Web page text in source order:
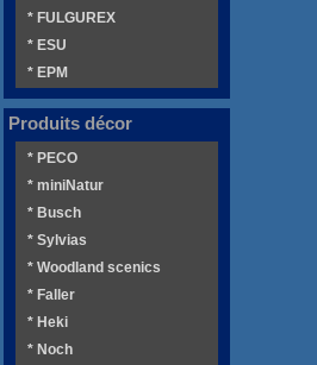
* FULGUREX
* ESU
* EPM
Produits décor
* PECO
* miniNatur
* Busch
* Sylvias
* Woodland scenics
* Faller
* Heki
* Noch